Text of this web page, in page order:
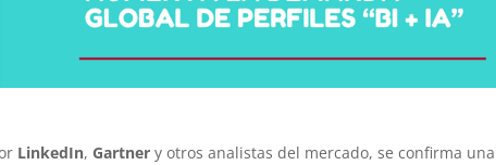
LinkedIn, Gartner y otros analistas del mercado, se confirma una